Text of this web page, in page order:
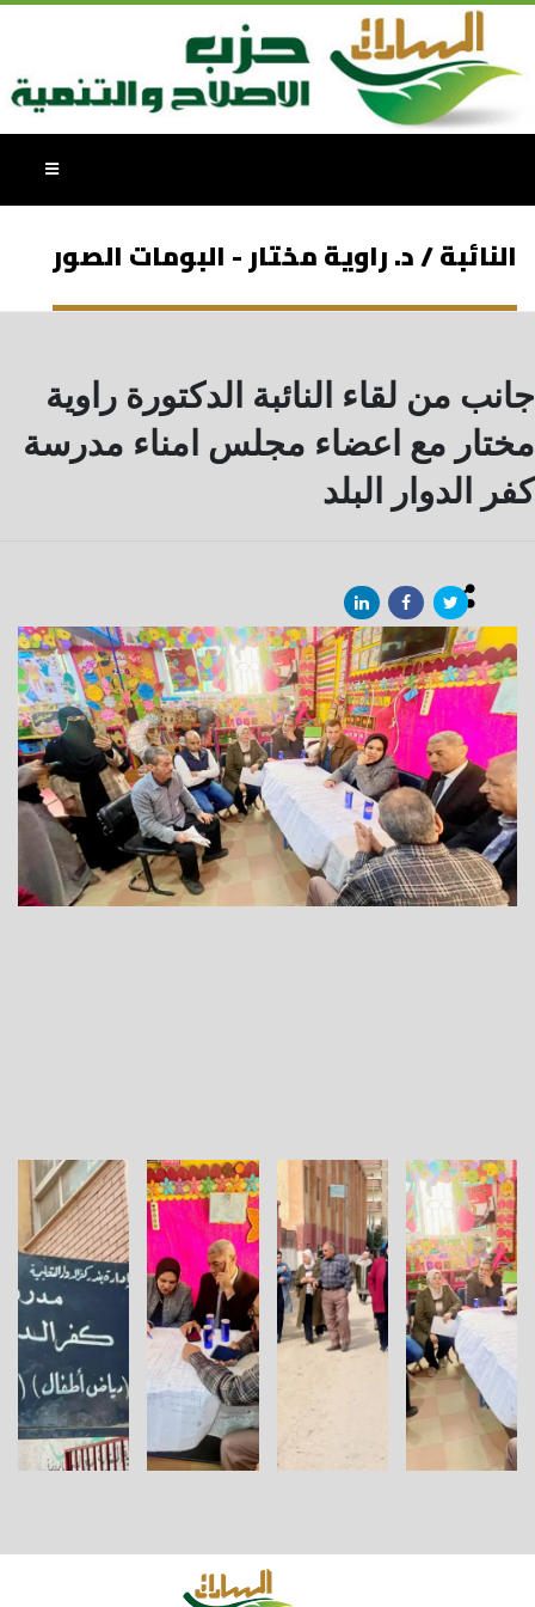
النائبة / د. راوية مختار - البومات الصور
جانب من لقاء النائبة الدكتورة راوية
مختار مع اعضاء مجلس امناء مدرسة
كفر الدوار البلد